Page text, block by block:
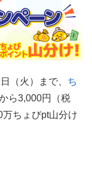
（火）まで、 ち
ら3,000円（税
ちょびpt山分け